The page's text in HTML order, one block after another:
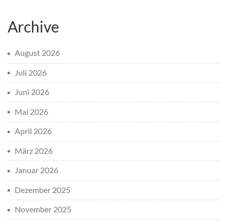
Archive
August 2026
Juli 2026
Juni 2026
Mai 2026
April 2026
März 2026
Januar 2026
Dezember 2025
November 2025